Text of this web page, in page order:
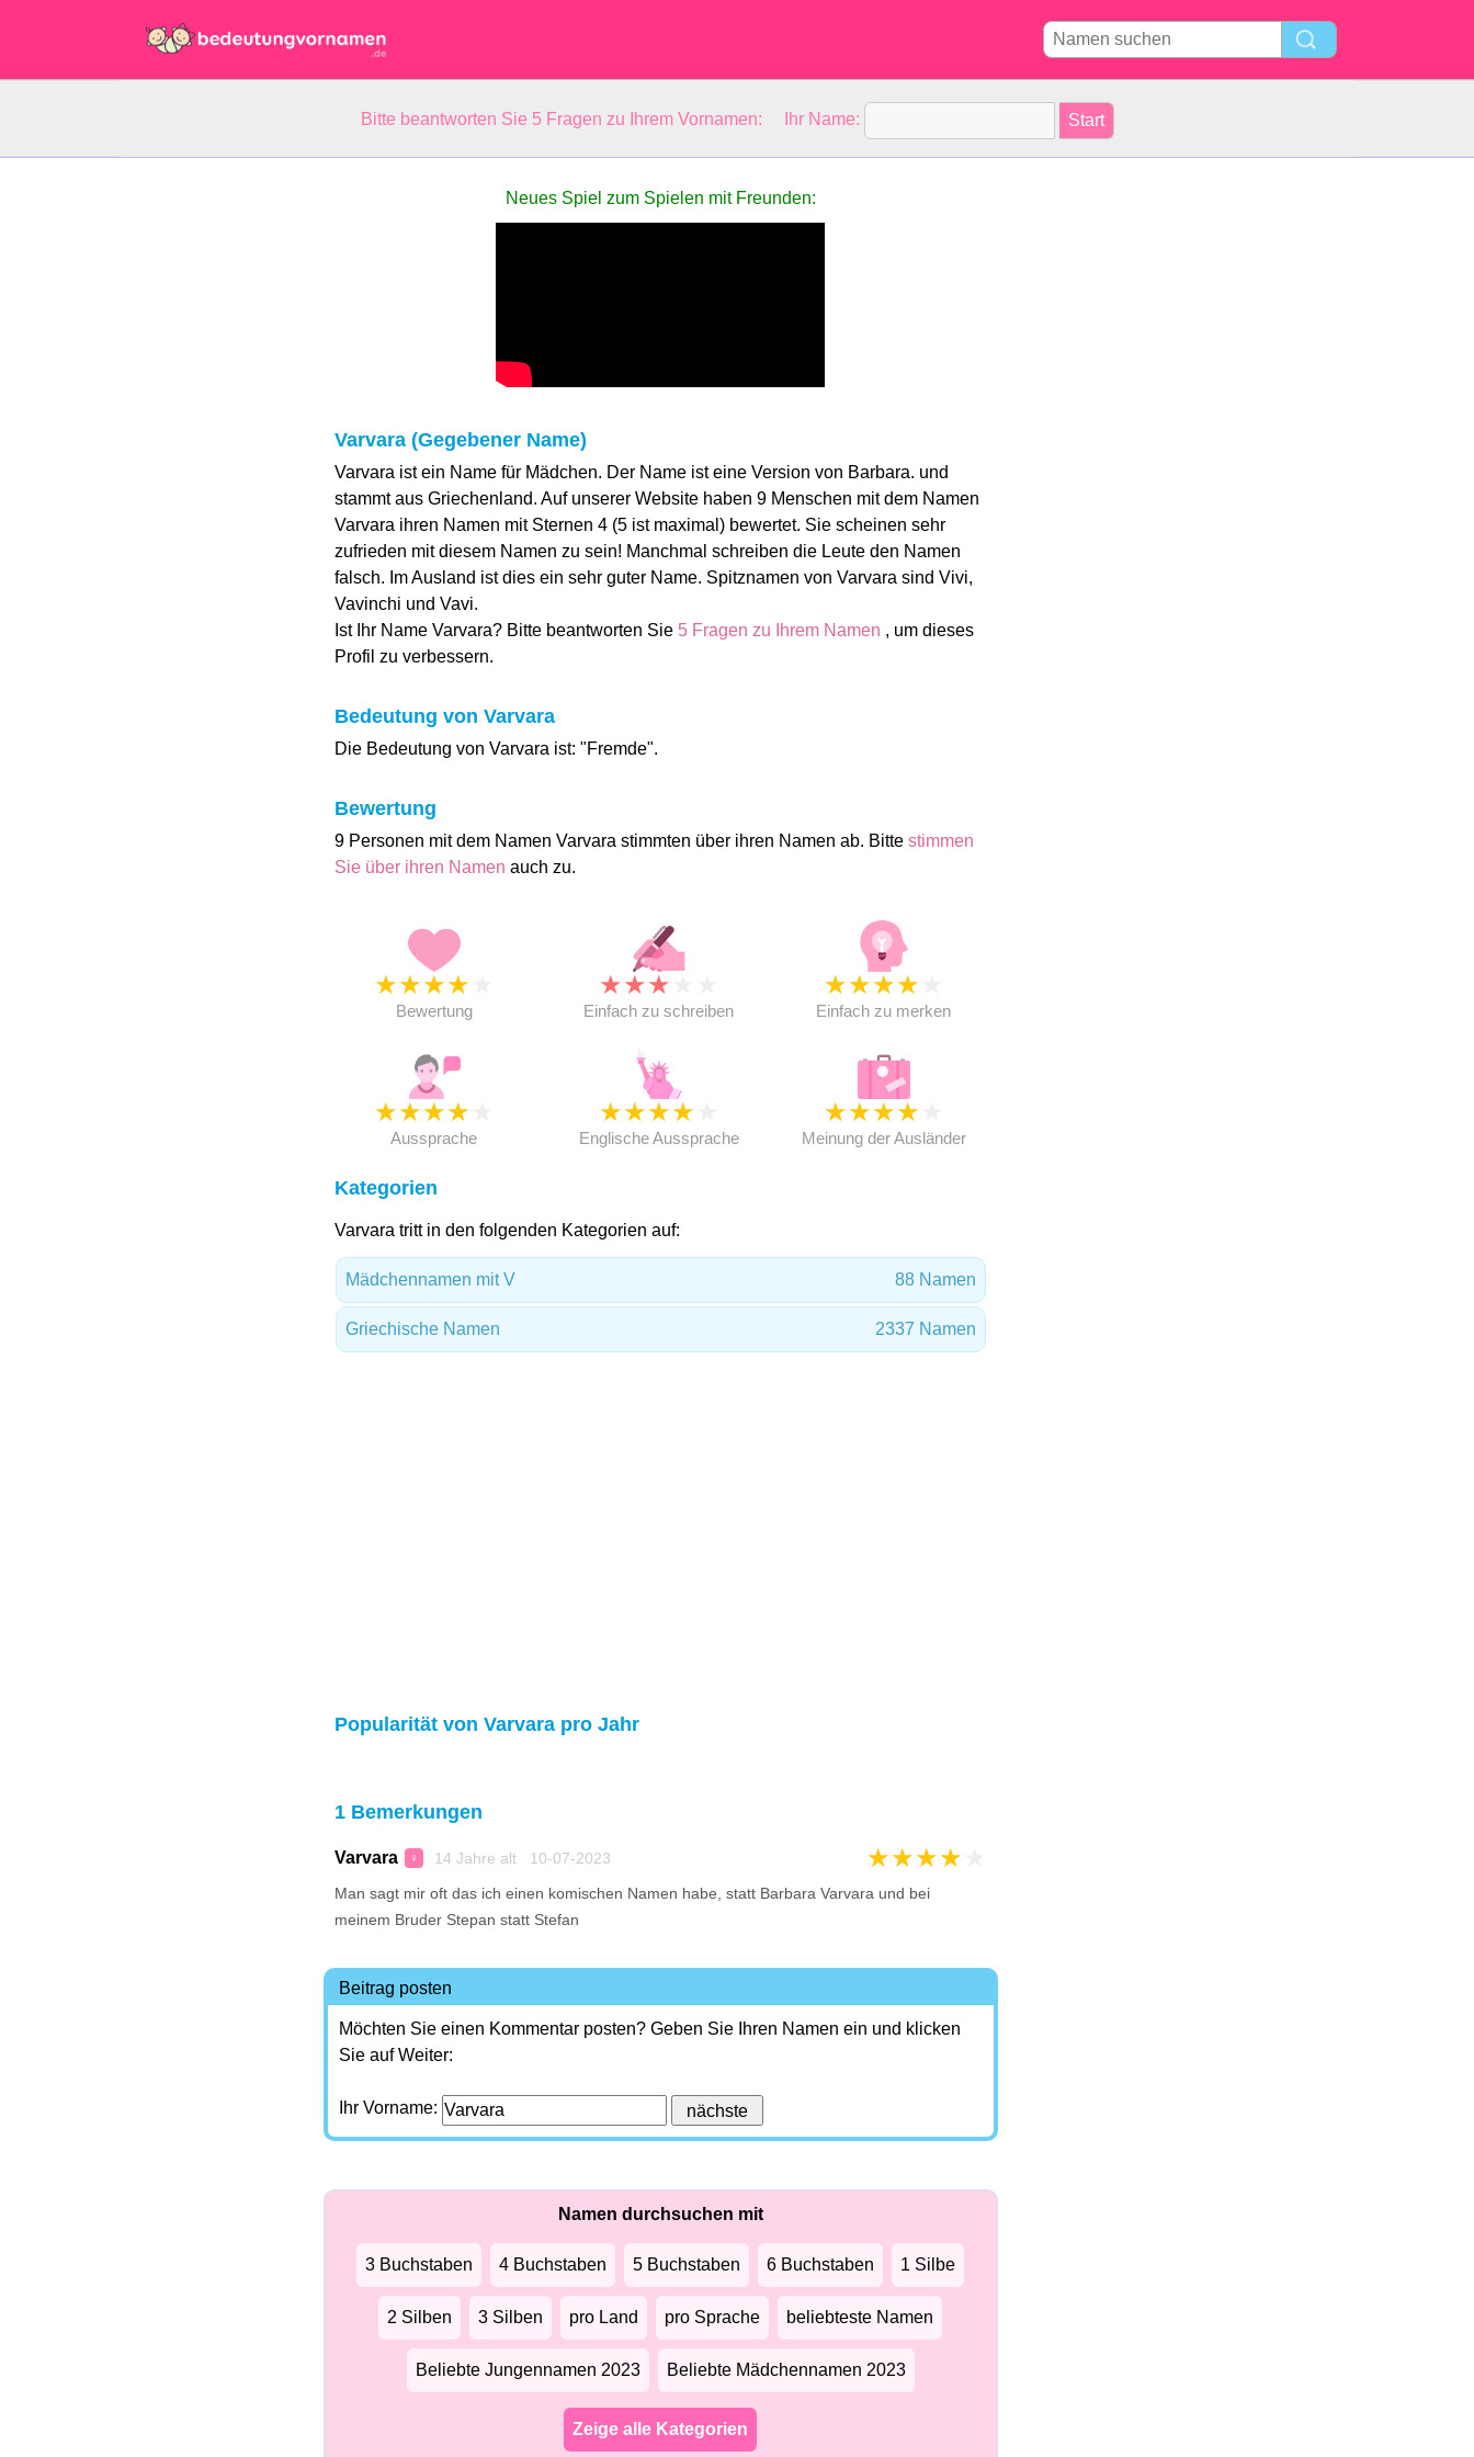
Bitte beantworten Sie 5 Fragen zu Ihrem Vornamen: Ihr Name:
Neues Spiel zum Spielen mit Freunden:
Varvara (Gegebener Name)
Varvara ist ein Name für Mädchen. Der Name ist eine Version von Barbara. und
stammt aus Griechenland. Auf unserer Website haben 9 Menschen mit dem Namen
Varvara ihren Namen mit Sternen 4 (5 ist maximal) bewertet. Sie scheinen sehr
zufrieden mit diesem Namen zu sein! Manchmal schreiben die Leute den Namen
falsch. Im Ausland ist dies ein sehr guter Name. Spitznamen von Varvara sind Vivi,
Vavinchi und Vavi.
Ist Ihr Name Varvara? Bitte beantworten Sie 5 Fragen zu Ihrem Namen , um dieses
Profil zu verbessern.
Bedeutung von Varvara
Die Bedeutung von Varvara ist: "Fremde".
Bewertung
9 Personen mit dem Namen Varvara stimmten über ihren Namen ab. Bitte stimmen
Sie über ihren Namen auch zu.
★★★★
Bewertung
★★★
Einfach zu schreiben
★★★★
Einfach zu merken
★★★★
Aussprache
★★★★
Englische Aussprache
★★★★
Meinung der Ausländer
Kategorien
Varvara tritt in den folgenden Kategorien auf:
Mädchennamen mit V 88 Namen
Griechische Namen 2337 Namen
Popularität von Varvara pro Jahr
1 Bemerkungen
Varvara ♀ 14 Jahre alt 10-07-2023 ★★★★
Man sagt mir oft das ich einen komischen Namen habe, statt Barbara Varvara und bei
meinem Bruder Stepan statt Stefan
Beitrag posten
Möchten Sie einen Kommentar posten? Geben Sie Ihren Namen ein und klicken
Sie auf Weiter:
Ihr Vorname:
Namen durchsuchen mit
3 Buchstaben 4 Buchstaben 5 Buchstaben 6 Buchstaben 1 Silbe
2 Silben 3 Silben pro Land pro Sprache beliebteste Namen
Beliebte Jungennamen 2023 Beliebte Mädchennamen 2023
Zeige alle Kategorien